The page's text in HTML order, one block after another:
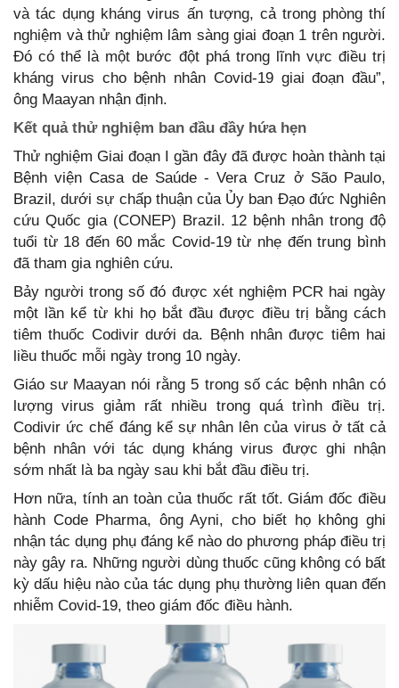
và tác dụng kháng virus ấn tượng, cả trong phòng thí
nghiệm và thử nghiệm lâm sàng giai đoạn 1 trên người.
Đó có thể là một bước đột phá trong lĩnh vực điều trị
kháng virus cho bệnh nhân Covid-19 giai đoạn đầu”,
ông Maayan nhận định.
Kết quả thử nghiệm ban đầu đầy hứa hẹn
Thử nghiệm Giai đoạn I gần đây đã được hoàn thành tại
Bệnh viện Casa de Saúde - Vera Cruz ở São Paulo,
Brazil, dưới sự chấp thuận của Ủy ban Đạo đức Nghiên
cứu Quốc gia (CONEP) Brazil. 12 bệnh nhân trong độ
tuổi từ 18 đến 60 mắc Covid-19 từ nhẹ đến trung bình
đã tham gia nghiên cứu.
Bảy người trong số đó được xét nghiệm PCR hai ngày
một lần kể từ khi họ bắt đầu được điều trị bằng cách
tiêm thuốc Codivir dưới da. Bệnh nhân được tiêm hai
liều thuốc mỗi ngày trong 10 ngày.
Giáo sư Maayan nói rằng 5 trong số các bệnh nhân có
lượng virus giảm rất nhiều trong quá trình điều trị.
Codivir ức chế đáng kể sự nhân lên của virus ở tất cả
bệnh nhân với tác dụng kháng virus được ghi nhận
sớm nhất là ba ngày sau khi bắt đầu điều trị.
Hơn nữa, tính an toàn của thuốc rất tốt. Giám đốc điều
hành Code Pharma, ông Ayni, cho biết họ không ghi
nhận tác dụng phụ đáng kể nào do phương pháp điều trị
này gây ra. Những người dùng thuốc cũng không có bất
kỳ dấu hiệu nào của tác dụng phụ thường liên quan đến
nhiễm Covid-19, theo giám đốc điều hành.